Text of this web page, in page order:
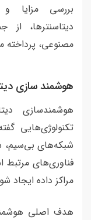
بررسی مزایا
دیتاسنترها،
مصنوعی،
هوشمند سازی
هوشمندسازی
تکنولوژی‌هایی
شبکه‌های بی‌سیم،
فناوری‌های مرتبط
مراکز داده ایجاد
هدف اصلی